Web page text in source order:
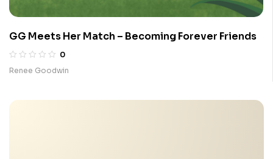
GG Meets Her Match – Becoming Forever Friends
0
Renee Goodwin